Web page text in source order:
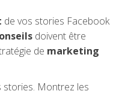
de vos stories Facebook
doivent être
de marketing
stories. Montrez les